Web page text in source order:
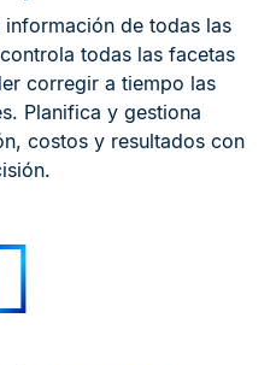
de todas las
todas las facetas
corregir a tiempo las
Planifica y gestiona
costos y resultados con